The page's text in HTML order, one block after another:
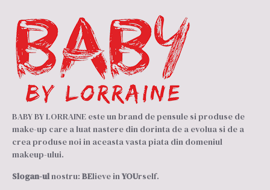
BABY BY LORRAINE este un brand de pensule si produse de
make-up care a luat nastere din dorinta de a evolua si de a
crea produse noi in aceasta vasta piata din domeniul
makeup-ului.
Slogan-ulnostru: BElieve inYOUrself.